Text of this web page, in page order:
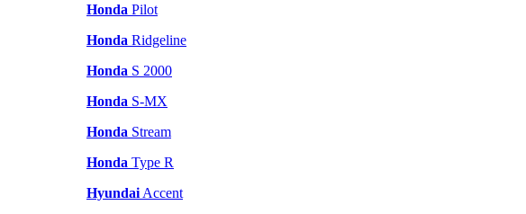
Honda Pilot
Honda Ridgeline
Honda S 2000
Honda S-MX
Honda Stream
Honda Type R
Hyundai Accent